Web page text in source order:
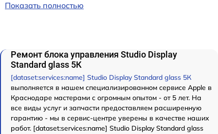
Показать полностью
Ремонт блока управления Studio Display
Standard glass 5К
[dataset:services:name] Studio Display Standard glass 5К
выполняется в нашем специализированном сервисе Apple в
Краснодаре мастерами с огромным опытом - от 5 лет. На
все виды услуг и запчасти предоставляем расширенную
гарантию - мы в сервис-центре уверены в качестве наших
работ. [dataset:services:name] Studio Display Standard glass